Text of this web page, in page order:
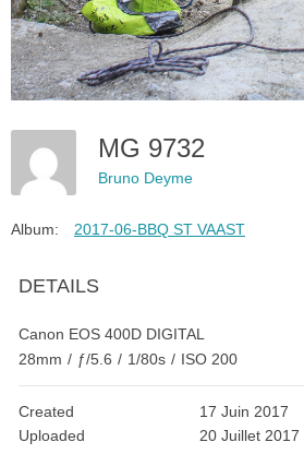
MG 9732
Bruno Deyme
Album: 2017-06-BBQ ST VAAST
DETAILS
Canon EOS 400D DIGITAL
28mm / ƒ/5.6 / 1/80s / ISO 200
Created
17 Juin 2017
Uploaded
20 Juillet 2017